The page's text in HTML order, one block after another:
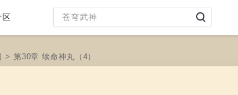
区
> 第30章 续命神丸（4）